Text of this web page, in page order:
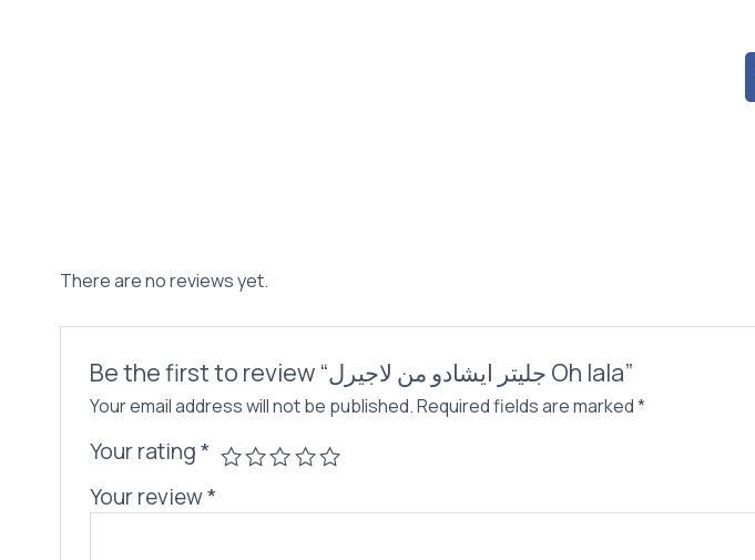
There are no reviews yet.
Be the first to review “جليتر ايشادو من لاجيرل Oh lala”
Your email address will not be published. Required fields are marked*
Your rating*
Your review*